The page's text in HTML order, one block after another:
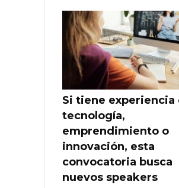
Si tiene experiencia
tecnología,
emprendimiento o
innovación, esta
convocatoria busca
nuevos speakers